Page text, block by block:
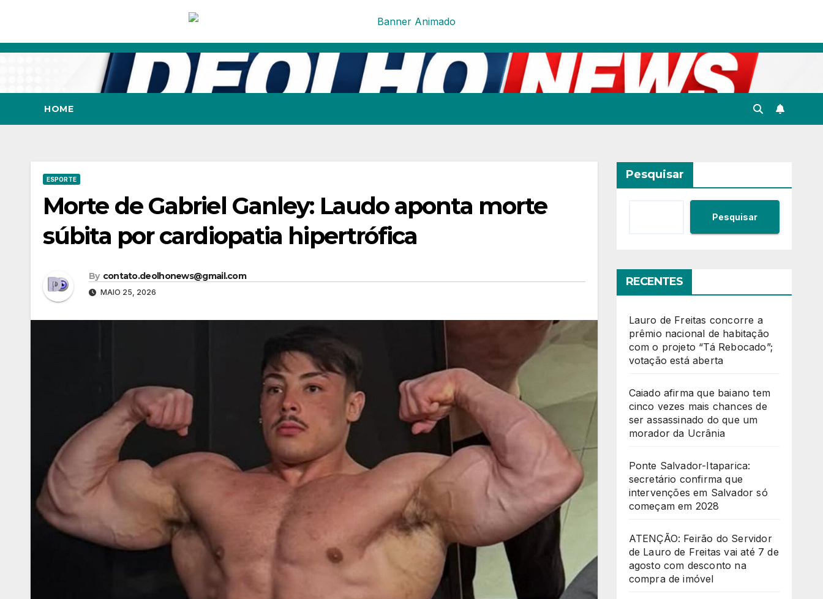
Skip
HOME
ESPORTE
Morte de Gabriel Ganley: Laudo aponta morte
súbita por cardiopatia hipertrófica
By contato.deolhonews@gmail.com
MAIO 25, 2026
Pesquisar
Pesquisar
RECENTES
Lauro de Freitas concorre a
prêmio nacional de habitação
com o projeto “Tá Rebocado”;
votação está aberta
Caiado afirma que baiano tem
cinco vezes mais chances de
ser assassinado do que um
morador da Ucrânia
Ponte Salvador-Itaparica:
secretário confirma que
intervenções em Salvador só
começam em 2028
ATENÇÃO: Feirão do Servidor
de Lauro de Freitas vai até 7 de
agosto com desconto na
compra de imóvel